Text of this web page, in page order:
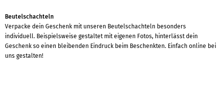
Beutelschachteln
Verpacke dein Geschenk mit unseren Beutelschachteln besonders
individuell. Beispielsweise gestaltet mit eigenen Fotos, hinterlässt dein
Geschenk so einen bleibenden Eindruck beim Beschenkten. Einfach online bei
uns gestalten!